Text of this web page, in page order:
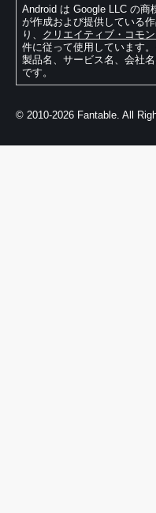
Android は Google LLC の商
が作成および提供している
り、 クリエイティブ・コモ
件に従って使用しています
製品名、サービス名、会社
です。
© 2010-2026 Fantable. All